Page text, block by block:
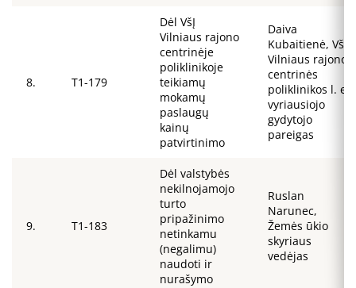
8. T1-179
Dėl VšĮ
Vilniaus rajono
centrinėje
poliklinikoje
teikiamų
mokamų
paslaugų
kainų
patvirtinimo
Daiva
Kubaitienė, VšĮ
Vilniaus rajono
centrinės
poliklinikos l. e.
vyriausiojo
gydytojo
pareigas
9. T1-183
Dėl valstybės
nekilnojamojo
turto
pripažinimo
netinkamu
(negalimu)
naudoti ir
nurašymo
Ruslan
Narunec,
Žemės ūkio
skyriaus
vedėjas